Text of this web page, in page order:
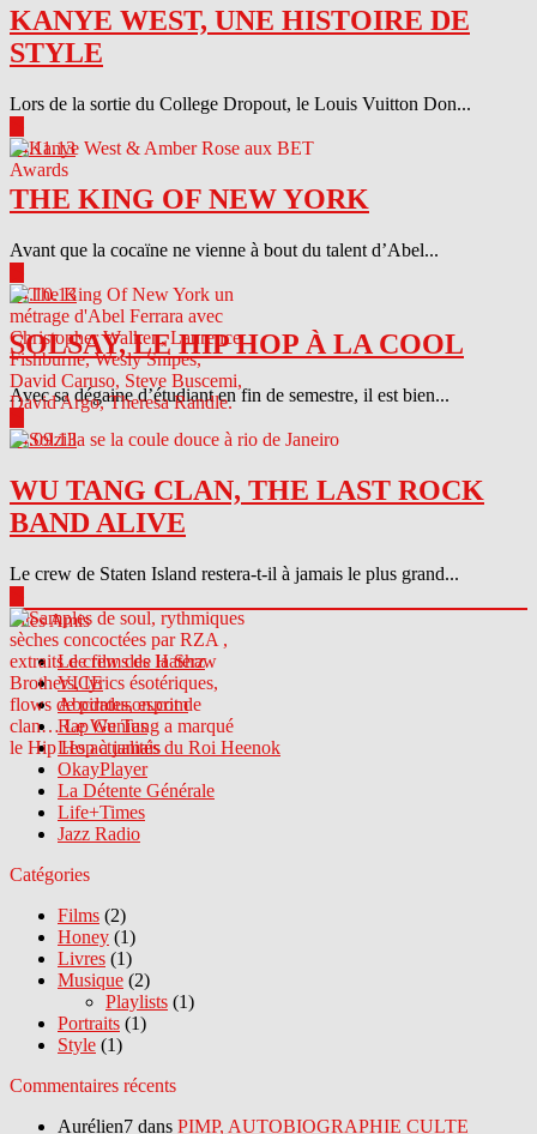
KANYE WEST, UNE HISTOIRE DE
STYLE
Lors de la sortie du College Dropout, le Louis Vuitton Don...
04.11.13
THE KING OF NEW YORK
Avant que la cocaïne ne vienne à bout du talent d’Abel...
04.10.13
SOLSAY, LE HIP HOP À LA COOL
Avec sa dégaine d’étudiant en fin de semestre, il est bien...
04.09.13
WU TANG CLAN, THE LAST ROCK
BAND ALIVE
Le crew de Staten Island restera-t-il à jamais le plus grand...
Sites Amis
Le crew des Haterz
VICE
Abcdrduson.com
Rap Genius
Les actualités du Roi Heenok
OkayPlayer
La Détente Générale
Life+Times
Jazz Radio
Catégories
Films (2)
Honey (1)
Livres (1)
Musique (2)
Playlists (1)
Portraits (1)
Style (1)
Commentaires récents
Aurélien7 dans PIMP, AUTOBIOGRAPHIE CULTE